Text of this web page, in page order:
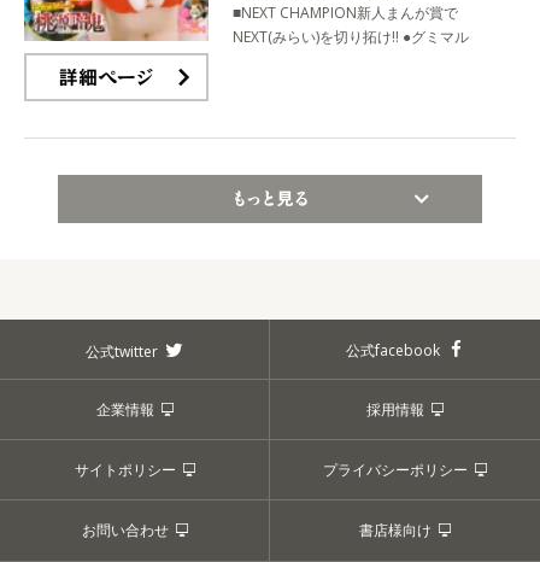
■NEXT CHAMPION新人まんが賞で
NEXT(みらい)を切り拓け‼ ●グミマル
公式twitter 公式facebook
企業情報 採用情報
サイトポリシー プライバシーポリシー
お問い合わせ 書店様向け